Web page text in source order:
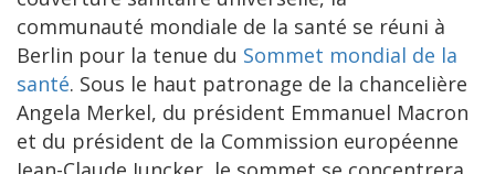
communauté mondiale de la santé se réuni à
Berlin pour la tenue du Sommet mondial de la
santé. Sous le haut patronage de la chancelière
Angela Merkel, du président Emmanuel Macron
et du président de la Commission européenne